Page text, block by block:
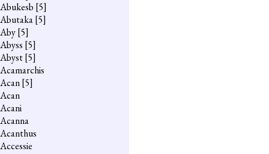
Abukesb [5]
Abutaka[5]
Aby[5]
Abyss [5]
Abyst[5]
Acamarchis
Acan[5]
Acan
Acani
Acanna
Acanthus
Accessie